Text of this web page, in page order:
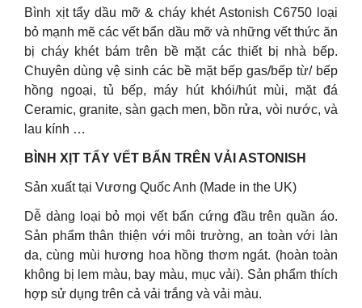
Bình xịt tẩy dầu mỡ & cháy khét Astonish C6750 loại
bỏ mạnh mẽ các vết bẩn dầu mỡ và những vết thức ăn
bị cháy khét bám trên bề mặt các thiết bị nhà bếp.
Chuyên dùng vệ sinh các bề mặt bếp gas/bếp từ/ bếp
hồng ngoại, tủ bếp, máy hút khói/hút mùi, mặt đá
Ceramic, granite, sàn gạch men, bồn rửa, vòi nước, và
lau kính …
BÌNH XỊT TẨY VẾT BẨN TRÊN VẢI ASTONISH
Sản xuất tại Vương Quốc Anh (Made in the UK)
Dễ dàng loại bỏ mọi vết bẩn cứng đầu trên quần áo.
Sản phẩm thân thiện với môi trường, an toàn với làn
da, cùng mùi hương hoa hồng thơm ngát. (hoàn toàn
không bị lem màu, bay màu, mục vải). Sản phẩm thích
hợp sử dụng trên cả vải trắng và vải màu.